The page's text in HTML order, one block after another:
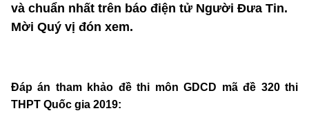
và chuẩn nhất trên báo điện tử Người Đưa Tin.
Mời Quý vị đón xem.
Đáp án tham khảo đề thi môn GDCD mã đề 320 thi
THPT Quốc gia 2019: